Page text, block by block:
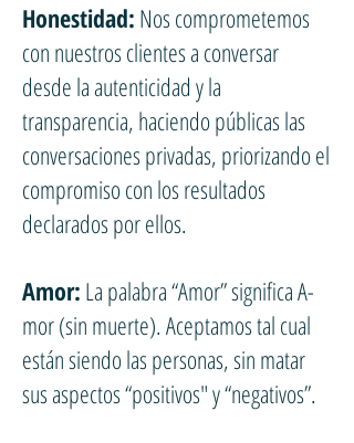
Honestidad: Nos comprometemos
con nuestros clientes a conversar
desde la autenticidad y la
transparencia, haciendo públicas las
conversaciones privadas, priorizando el
compromiso con los resultados
declarados por ellos.
Amor: La palabra “Amor” significa A-
mor (sin muerte). Aceptamos tal cual
están siendo las personas, sin matar
sus aspectos “positivos" y “negativos”.